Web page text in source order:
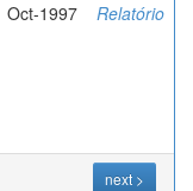
Oct-1997 Relatório
next >